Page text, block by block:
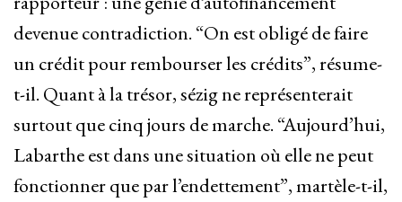
devenue contradiction. “On est obligé de faire
un crédit pour rembourser les crédits”, résume-
t-il. Quant à la trésor, sézig ne représenterait
surtout que cinq jours de marche. “Aujourd’hui,
Labarthe est dans une situation où elle ne peut
fonctionner que par l’endettement”, martèle-t-il,